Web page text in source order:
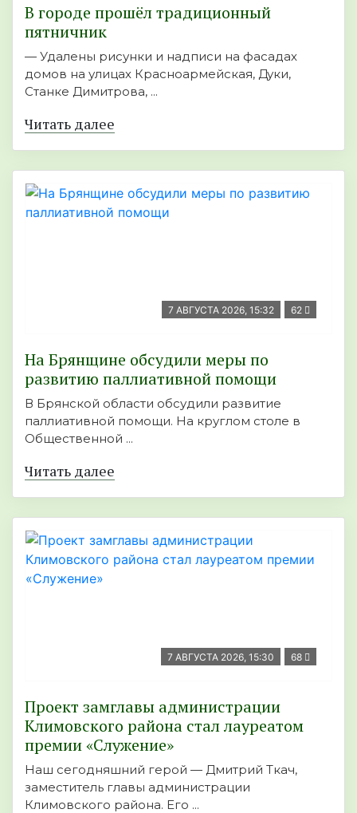
В городе прошёл традиционный
пятничник
— Удалены рисунки и надписи на фасадах
домов на улицах Красноармейская, Дуки,
Станке Димитрова, ...
Читать далее
7 АВГУСТА 2026, 15:32 62
На Брянщине обсудили меры по
развитию паллиативной помощи
В Брянской области обсудили развитие
паллиативной помощи. На круглом столе в
Общественной ...
Читать далее
7 АВГУСТА 2026, 15:30 68
Проект замглавы администрации
Климовского района стал лауреатом
премии «Служение»
Наш сегодняшний герой — Дмитрий Ткач,
заместитель главы администрации
Климовского района. Его ...